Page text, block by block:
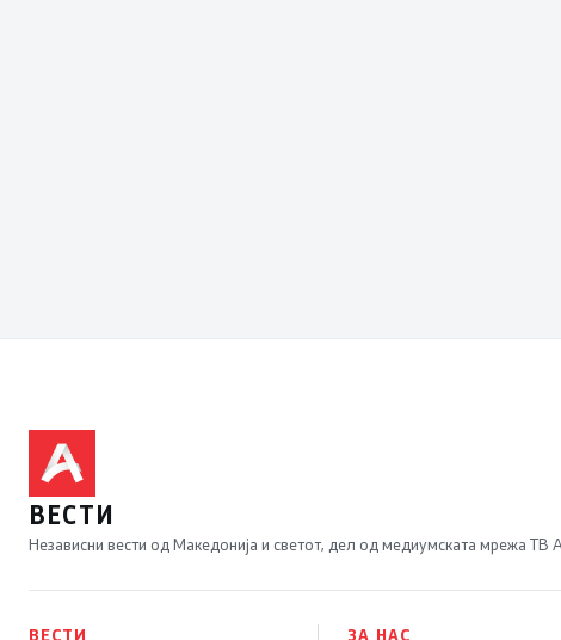
ВЕСТИ
Независни вести од Македонија и светот, дел од медиумската мрежа ТВ
ВЕСТИ ЗА НАС